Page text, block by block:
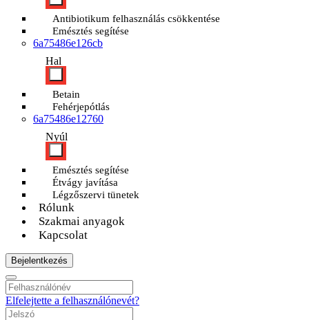
Antibiotikum felhasználás csökkentése
Emésztés segítése
6a75486e126cb
Hal
Betain
Fehérjepótlás
6a75486e12760
Nyúl
Emésztés segítése
Étvágy javítása
Légzőszervi tünetek
Rólunk
Szakmai anyagok
Kapcsolat
Bejelentkezés
Elfelejtette a felhasználónevét?